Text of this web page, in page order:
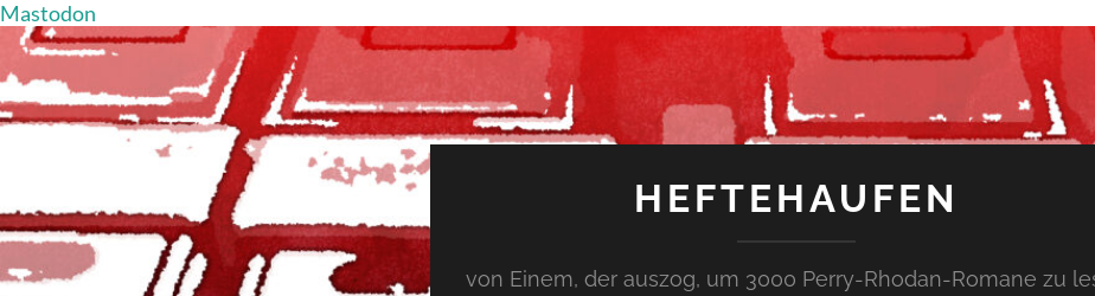
Mastodon
HEFTEHAUFEN
von Einem, der auszog, um 3000 Perry-Rhodan-Romane zu